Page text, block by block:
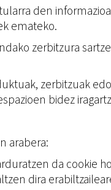
den
emateko.
zerbitzura
zerbitzuak
bidez
arabera:
da cookie
dira